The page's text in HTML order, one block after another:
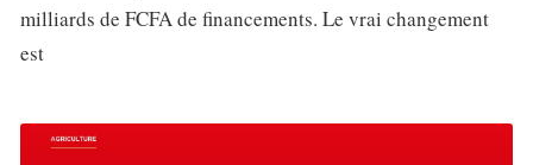
milliards de FCFA de financements. Le vrai changement
est